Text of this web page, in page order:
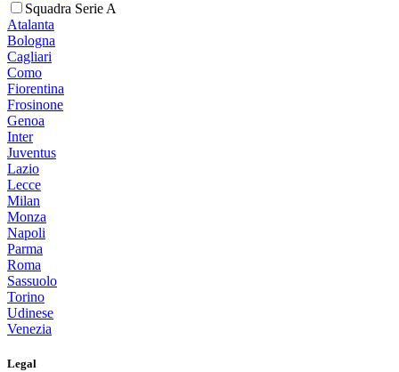
Squadra Serie A
Atalanta
Bologna
Cagliari
Como
Fiorentina
Frosinone
Genoa
Inter
Juventus
Lazio
Lecce
Milan
Monza
Napoli
Parma
Roma
Sassuolo
Torino
Udinese
Venezia
Legal